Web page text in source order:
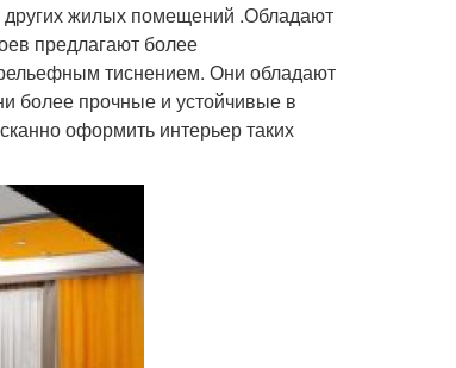
других жилых помещений .Обладают
предлагают более
тиснением. Они обладают
более прочные и устойчивые в
оформить интерьер таких